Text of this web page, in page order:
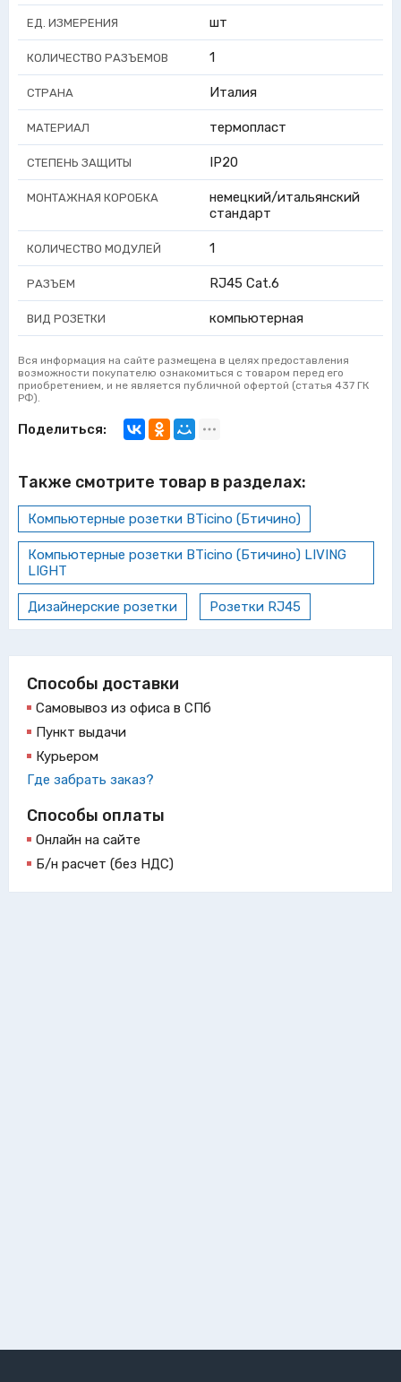
ЕД. ИЗМЕРЕНИЯ шт
КОЛИЧЕСТВО РАЗЪЕМОВ 1
СТРАНА Италия
МАТЕРИАЛ термопласт
СТЕПЕНЬ ЗАЩИТЫ IP20
МОНТАЖНАЯ КОРОБКА
немецкий/итальянский
стандарт
КОЛИЧЕСТВО МОДУЛЕЙ 1
РАЗЪЕМ RJ45 Cat.6
ВИД РОЗЕТКИ компьютерная
Вся информация на сайте размещена в целях предоставления
возможности покупателю ознакомиться с товаром перед его
приобретением, и не является публичной офертой (статья 437 ГК
РФ).
Поделиться:
Также смотрите товар в разделах:
Компьютерные розетки BTicino (Бтичино)
Компьютерные розетки BTicino (Бтичино) LIVING
LIGHT
Дизайнерские розетки Розетки RJ45
Способы доставки
Самовывоз из офиса в СПб
Пункт выдачи
Курьером
Где забрать заказ?
Способы оплаты
Онлайн на сайте
Б/н расчет (без НДС)